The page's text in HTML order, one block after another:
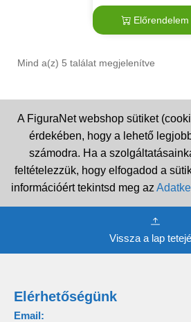
Előrendelem
Mind a(z) 5 találat megjelenítve
A FiguraNet webshop sütiket
érdekében, hogy a lehető
számodra. Ha a
feltételezzük, hogy elfogadod a
információért tekintsd meg az
Vissza a lap
Elérhetőségünk
Email: